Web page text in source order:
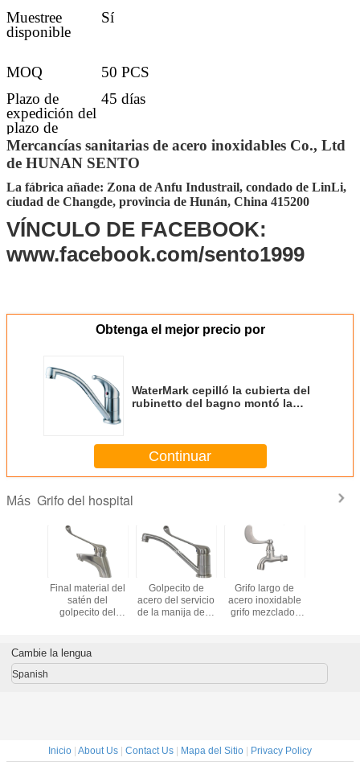
Muestree
disponible
Sí
MOQ
50 PCS
Plazo de
expedición del
plazo de
ejecución
45 días
Detalles de la
entrega
30-45 días después de conseguir el
depósito
Puerto del
MANDO
Changsha, Shenzhen, Guangzhou,
Foshan
Embalaje
El embalar estándar del cartón de la
exportación (el otro requisito que embala
Mercancías sanitarias de acero inoxidables Co., Ltd
de HUNAN SENTO
La fábrica añade: Zona de Anfu Industrail, condado de LinLi,
ciudad de Changde, provincia de Hunán, China 415200
VÍNCULO DE FACEBOOK:
www.facebook.com/sento1999
Obtenga el mejor precio por
WaterMark cepilló la cubierta del
rubinetto del bagno montó la
Continuar
Más Grifo del hospital
Grifo del lavabo
de la cascada del
ahorro del agua
Grifo patentado
grifo de acero
inoxidable del
Sento
Golpecito de
mezclador de alta
calidad del lavabo
la
Cambie la lengua
Spanish
Inicio About Us Contact Us Mapa del Sitio
Privacy Policy